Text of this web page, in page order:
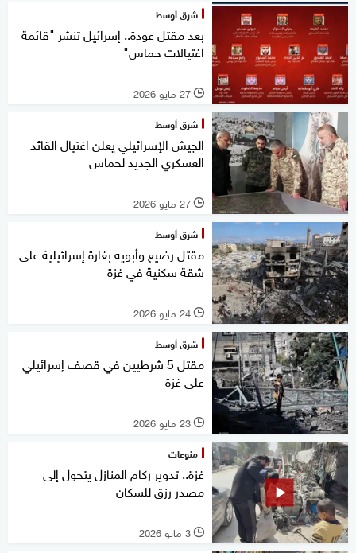
شرق أوسط
بعد مقتل عودة.. إسرائيل تنشر "قائمة
اغتيالات حماس"
l 27 مايو 2026
شرق أوسط
الجيش الإسرائيلي يعلن اغتيال القائد
العسكري الجديد لحماس
l 27 مايو 2026
شرق أوسط
مقتل رضيع وأبويه بغارة إسرائيلية على
شقة سكنية في غزة
l 24 مايو 2026
شرق أوسط
مقتل 5 شرطيين في قصف إسرائيلي
على غزة
l 23 مايو 2026
منوعات
غزة.. تدوير ركام المنازل يتحول إلى
مصدر رزق للسكان
l 3 مايو 2026